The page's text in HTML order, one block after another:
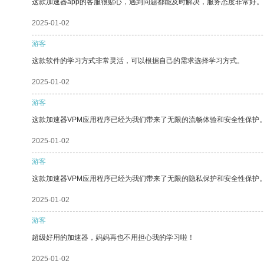
这款加速器app的客服很贴心，遇到问题都能及时解决，服务态度非常好。
2025-01-02
游客
这款软件的学习方式非常灵活，可以根据自己的需求选择学习方式。
2025-01-02
游客
这款加速器VPM应用程序已经为我们带来了无限的流畅体验和安全性保护
2025-01-02
游客
这款加速器VPM应用程序已经为我们带来了无限的隐私保护和安全性保护
2025-01-02
游客
超级好用的加速器，妈妈再也不用担心我的学习啦！
2025-01-02